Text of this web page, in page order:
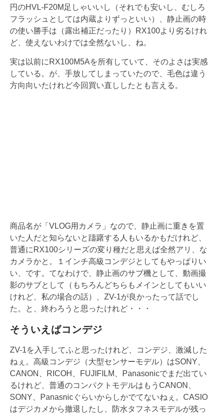
円のHVL-F20M足しゃいいし（それでも安いし、むしろ
フラッシュとしては内蔵よりずっといい）、静止画の時
の使い勝手は（露出補正だったり）RX100より劣るけれ
ど、使えないわけでは全然ないし、ね。
実は以前にRX100M5Aを所有していて、そのよさは実感
している。が、手放してしまっていたので、毛色は違う
方向向いたけれど今回買い直ししたとも言える。
商品名が「VLOG用カメラ」なので、静止画に重きを置
いた人だと知らないと躊躇する人もいるかもだけれど、
普通にRX100シリーズの変り種だと思えば全然アリ、な
カメラかと。１インチ高級コンデジとしてもやっぱりい
い、です。てなわけで、静止画のサブ機として、動画撮
影のサブとして（もちろんどちらもメインとしてもいい
けれど、私の場合の話）、ZV-1が良かったって話でし
た。と、終わろうと思ったけれど・・・
そういえばコンデジ
ZV-1を入手してふと思ったけれど、コンデジ、激減した
ねぇ。高級コンデジ（大型センサーモデル）はSONY、
CANON、RICOH、FUJIFILM、Panasonicでまだ出てい
るけれど、普通のコンパクトモデルはもうCANON、
SONY、Panasnicぐらいからしかでてないねぇ。CASIO
はデジカメから撤退したし、防水タフネスモデルが残っ